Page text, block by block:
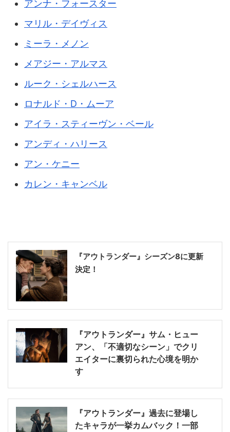
アンナ・フォースター
マリル・デイヴィス
ミーラ・メノン
メアジー・アルマス
ルーク・シェルハース
ロナルド・D・ムーア
アイラ・スティーヴン・ベール
アンディ・ハリース
アン・ケニー
カレン・キャンベル
『アウトランダー』シーズン8に更新
決定！
『アウトランダー』サム・ヒュー
アン、「不適切なシーン」でクリ
エイターに裏切られた心境を明か
す
『アウトランダー』過去に登場し
たキャラが一挙カムバック！一部